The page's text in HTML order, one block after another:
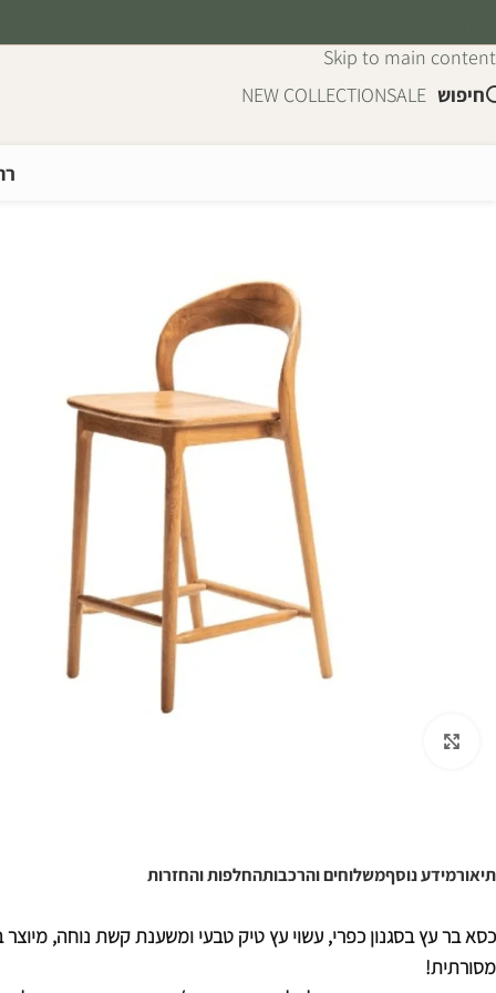
Skip to main content
חיפוש SALE
NEW COLLECTION
תיאורמידע נוסףמשלוחים והרכבותהחלפות והחזרות
כסא בר עץ בסגנון כפרי, עשוי עץ טיק טבעי ומשענת קשת נוחה, מיוצר
מסורתית!